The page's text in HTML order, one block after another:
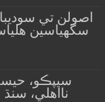
سگهياسين
سيپڪو،
نااهلي، سنڌ جا127 ارب رپيا